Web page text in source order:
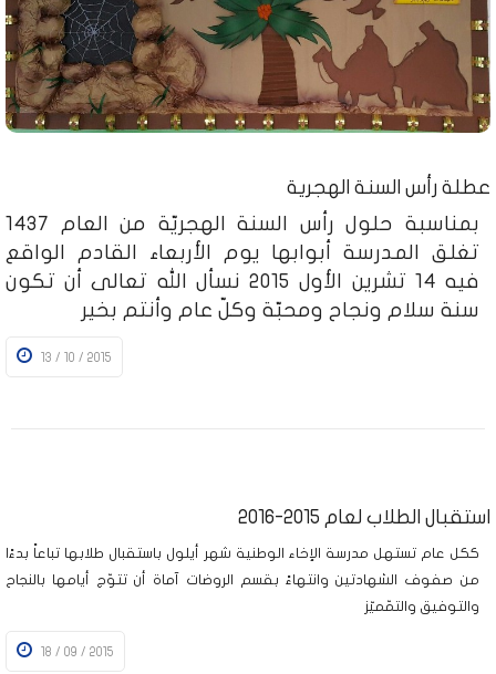
عطلة رأس السنة الهجرية
بمناسبة حلول رأس السنة الهجريّة من العام 1437
تغلق المدرسة أبوابها يوم الأربعاء القادم الواقع
فيه 14 تشرين الأول 2015 نسأل الله تعالى أن تكون
سنة سلام ونجاح ومحبّة وكلّ عام وأنتم بخير
13 / 10 / 2015
استقبال الطلاب لعام 2015-2016
ككل عام تستهل مدرسة الإخاء الوطنية شهر أيلول باستقبال طلابها تباعاً بدءًا
من صفوف الشهادتين وانتهاءً بقسم الروضات آماة أن تتوّج أيامها بالنجاح
والتوفيق والتمّميّز
18 / 09 / 2015